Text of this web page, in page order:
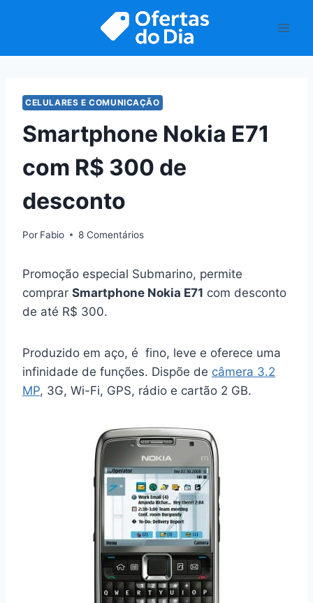
CELULARES E COMUNICAÇÃO
Smartphone Nokia E71
com R$ 300 de
desconto
Por Fabio 8 Comentários
Promoção especial Submarino, permite
comprar Smartphone Nokia E71 com desconto
de até R$ 300.
Produzido em aço, é fino, leve e oferece uma
infinidade de funções. Dispõe de câmera 3.2
MP, 3G, Wi-Fi, GPS, rádio e cartão 2 GB.